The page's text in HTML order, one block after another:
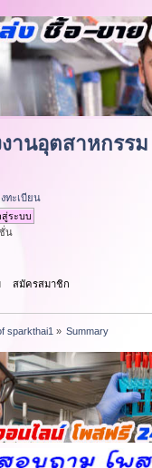
านอุตสาหกรรม
ทะเบียน
น
สมัครสมาชิก
sparkthai1 » Summary